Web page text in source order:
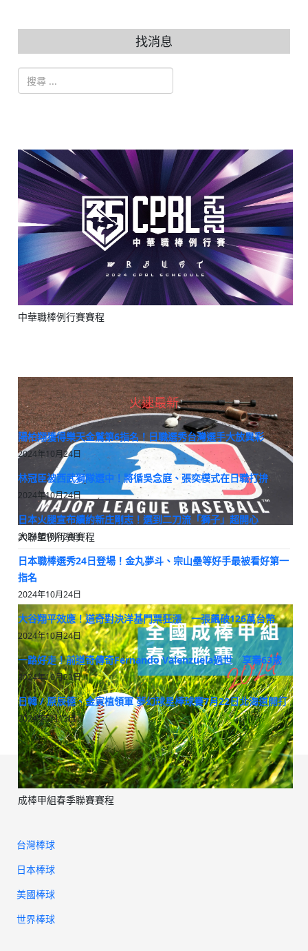
找消息
搜索
中華職棒例行賽賽程
大聯盟例行賽賽程
成棒甲組春季聯賽賽程
火速最新
陽柏翔獲得樂天金鷲第6指名！日職選秀台灣選手大放異彩
2024年10月24日
林冠臣被西武獅隊選中！將循吳念庭、張奕模式在日職打拚
2024年10月24日
日本火腿宣布續約新庄剛志！選到二刀流「獅子」超開心
2024年10月24日
日本職棒選秀24日登場！金丸夢斗、宗山壘等好手最被看好第一
指名
2024年10月24日
大谷翔平效應！道奇對決洋基門票狂漲 一張飆破126萬台幣
2024年10月24日
一路好走！前道奇傳奇Fernando Valenzuela過世 享壽63歲
2024年10月23日
日韓 / 原辰德、金寅植領軍 夢幻球星棒球賽7月22日北海道開打
2024年5月13日
台灣棒球
日本棒球
美國棒球
世界棒球